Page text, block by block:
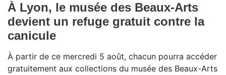
À Lyon, le musée des Beaux-Arts
devient un refuge gratuit contre la
canicule
À partir de ce mercredi 5 août, chacun pourra accéder
gratuitement aux collections du musée des Beaux-Arts